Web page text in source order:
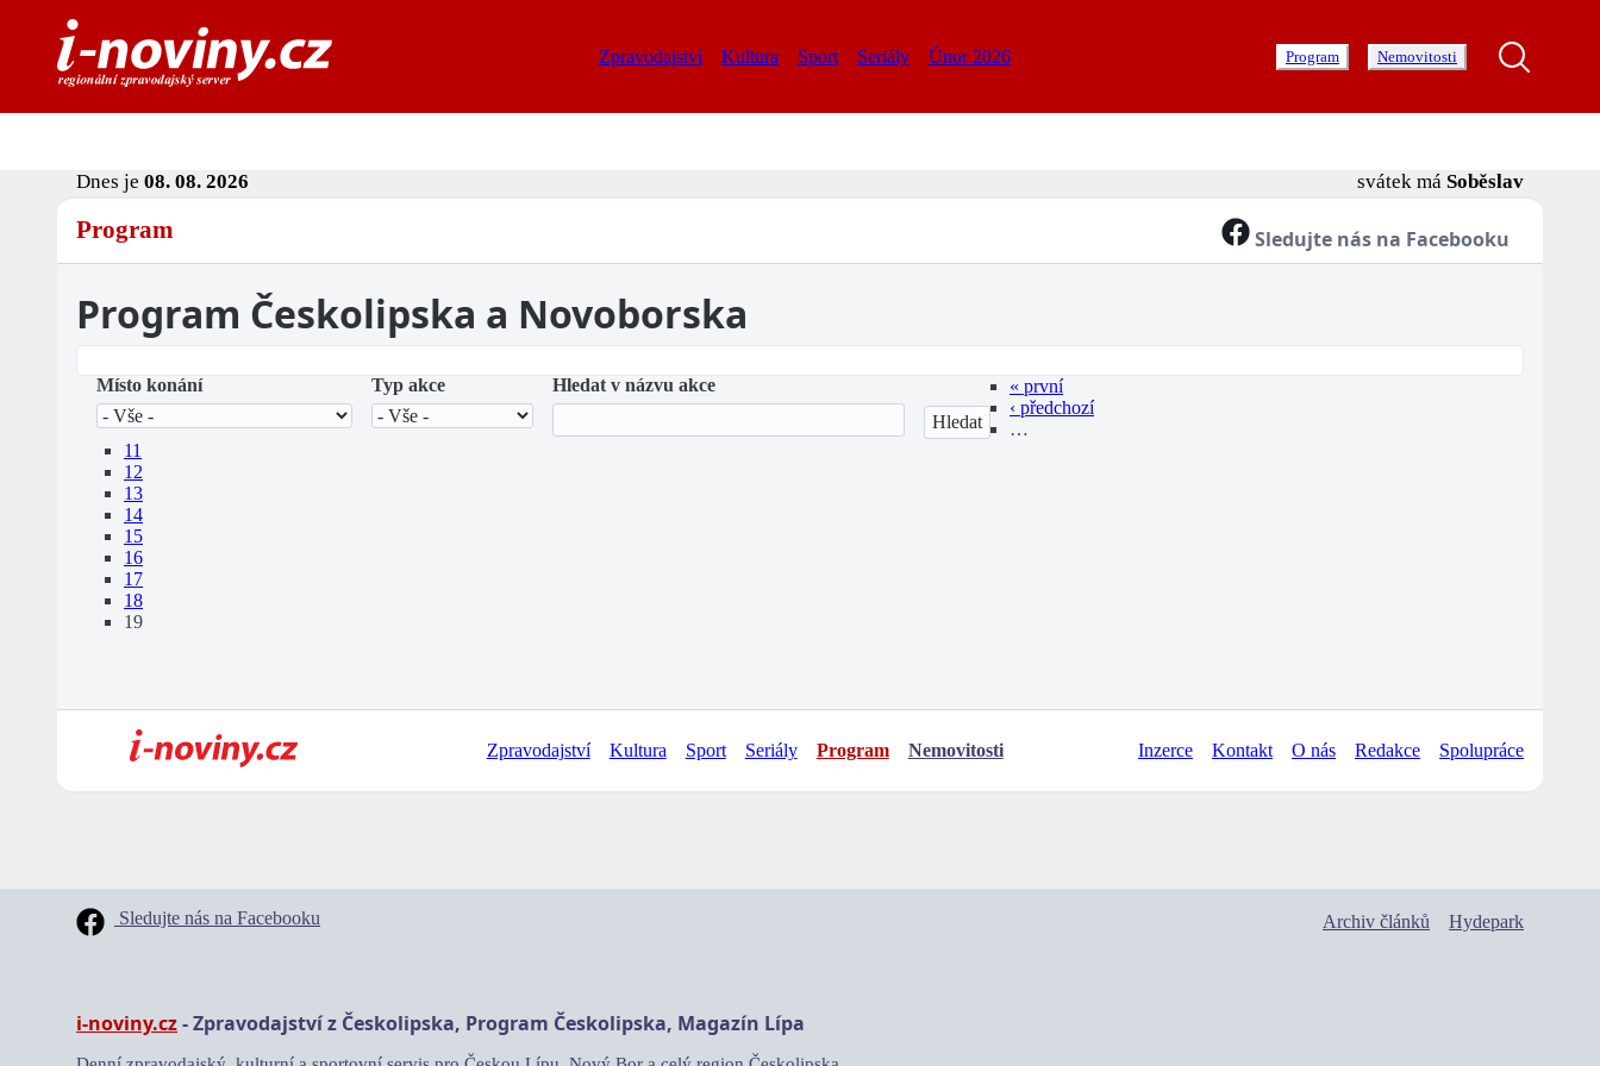
Zpravodajství Kultura Sport Seriály Únor 2026 Program Nemovitosti
Dnes je 08. 08. 2026 svátek má Soběslav
Program Sledujte nás na Facebooku
Program Českolipska a Novoborska
Místo konání Typ akce Hledat v názvu akce
« první
‹ předchozí
…
11
12
13
14
15
16
17
18
19
Zpravodajství Kultura Sport Seriály Program Nemovitosti Inzerce Kontakt O nás Redakce Spolupráce
Sledujte nás na Facebooku Archiv článků Hydepark
i-noviny.cz- Zpravodajství z Českolipska, Program Českolipska, Magazín Lípa